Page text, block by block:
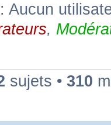
Aucun
,
sujets • 310